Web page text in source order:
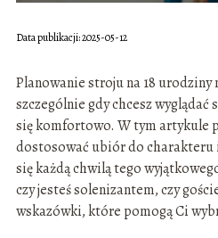
Data publikacji: 2025-05-12
Planowanie stroju na 18 urodziny
szczególnie gdy chcesz wyglądać
się komfortowo. W tym artykule
dostosować ubiór do charakteru
się każdą chwilą tego
czy jesteś solenizantem, czy
wskazówki, które pomogą Ci